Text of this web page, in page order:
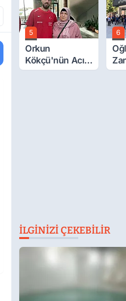
Talebi
5
Orkun
Kökçü'nün Acı
Günü... Cenaze
6
İLGINIZI ÇEKEBILIR